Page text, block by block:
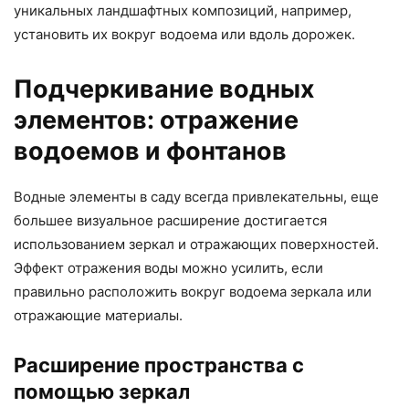
уникальных ландшафтных композиций, например,
установить их вокруг водоема или вдоль дорожек.
Подчеркивание водных
элементов: отражение
водоемов и фонтанов
Водные элементы в саду всегда привлекательны, еще
большее визуальное расширение достигается
использованием зеркал и отражающих поверхностей.
Эффект отражения воды можно усилить, если
правильно расположить вокруг водоема зеркала или
отражающие материалы.
Расширение пространства с
помощью зеркал